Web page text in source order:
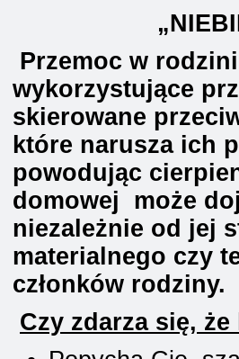
Przemoc w
wykorzystujące
skierowane
które narusza ich
powodując
domowej może
niezależnie od jej
materialnego czy
członków rodziny.
Czy zdarza się,